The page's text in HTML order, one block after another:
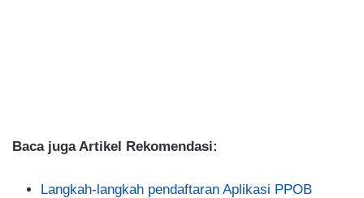
Baca juga Artikel Rekomendasi:
Langkah-langkah pendaftaran Aplikasi PPOB